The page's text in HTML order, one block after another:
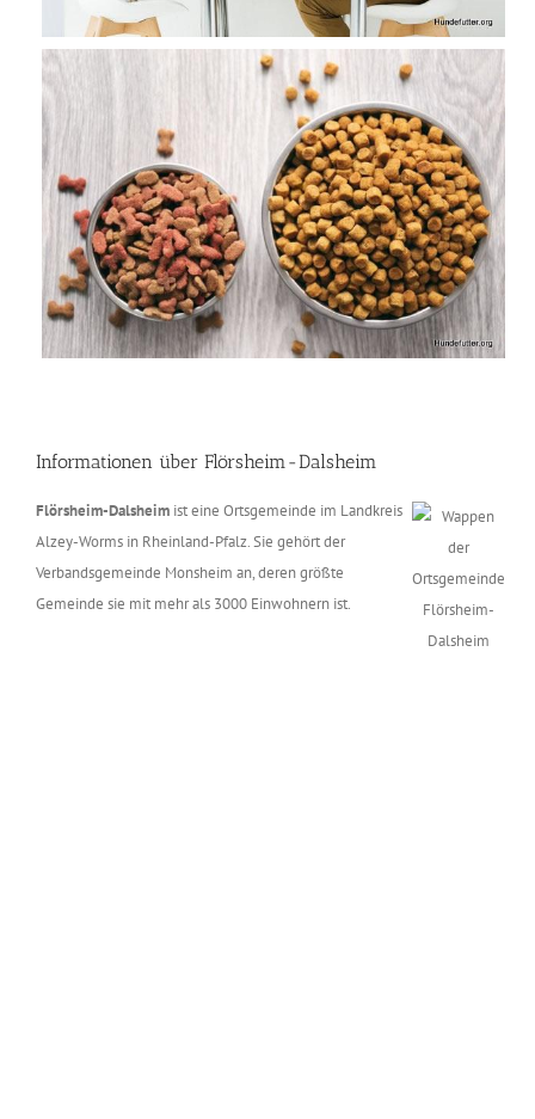
Informationen über Flörsheim-Dalsheim
Flörsheim-Dalsheim ist eine Ortsgemeinde im Landkreis
Alzey-Worms in Rheinland-Pfalz. Sie gehört der
Verbandsgemeinde Monsheim an, deren größte
Gemeinde sie mit mehr als 3000 Einwohnern ist.